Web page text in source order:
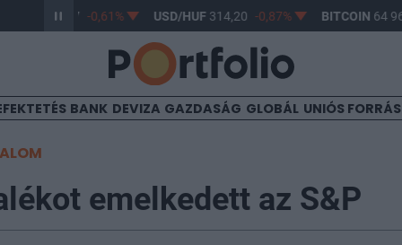
363,17 -0,61% USD/HUF314,20 -0,87% BITCOIN64
BANK DEVIZA GAZDASÁG GLOBÁL UNIÓS
emelkedett az S&P